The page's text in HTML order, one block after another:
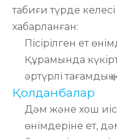
табиғи түрде
хабарланған:
Пісірілген ет
Құрамында
әртүрлі тағамдық
Қолданбалар
Дәм және хош иіс
өнімдеріне ет,